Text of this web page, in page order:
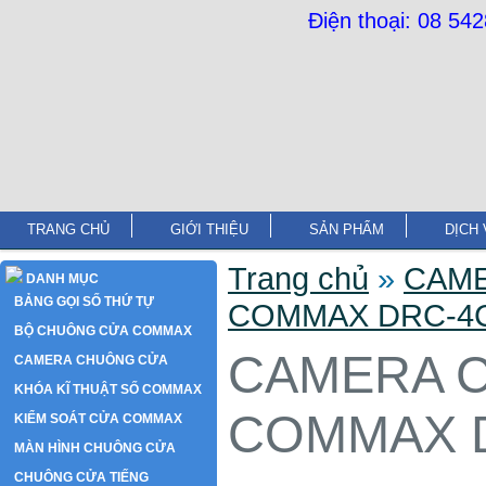
Điện thoại: 08
TRANG CHỦ GIỚI THIỆU SẢN PHẨM DỊCH
DANH MỤC
BẢNG GỌI SỐ THỨ TỰ
BỘ CHUÔNG CỬA COMMAX
CAMERA CHUÔNG CỬA
KHÓA KĨ THUẬT SỐ COMMAX
KIỂM SOÁT CỬA COMMAX
MÀN HÌNH CHUÔNG CỬA
CHUÔNG CỬA TIẾNG
Trang chủ »
COMMAX DRC-
CAMERA
COMMAX